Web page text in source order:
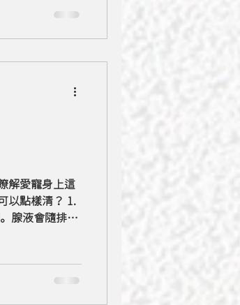
解愛寵身上這
以點樣清？ 1.
腺液會隨排便